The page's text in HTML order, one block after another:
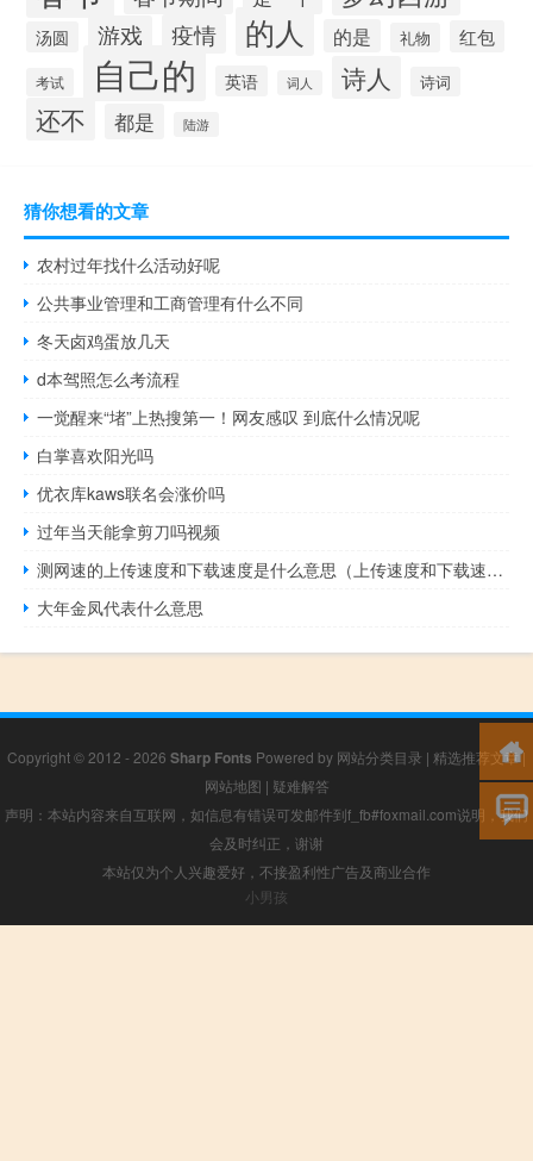
汤圆 游戏 疫情 的人 的是 礼物 红包
考试 自己的 英语 词人 诗人 诗词
还不 都是 陆游
猜你想看的文章
农村过年找什么活动好呢
公共事业管理和工商管理有什么不同
冬天卤鸡蛋放几天
d本驾照怎么考流程
一觉醒来“堵”上热搜第一！网友感叹 到底什么情况呢
白掌喜欢阳光吗
优衣库kaws联名会涨价吗
过年当天能拿剪刀吗视频
测网速的上传速度和下载速度是什么意思（上传速度和下载速度是什么意思）
大年金凤代表什么意思
Copyright © 2012 - 2026 Sharp Fonts Powered by 网站分类目录 | 精选推荐文章 |
网站地图 | 疑难解答
声明：本站内容来自互联网，如信息有错误可发邮件到f_fb#foxmail.com说明，我们
会及时纠正，谢谢
本站仅为个人兴趣爱好，不接盈利性广告及商业合作
小男孩